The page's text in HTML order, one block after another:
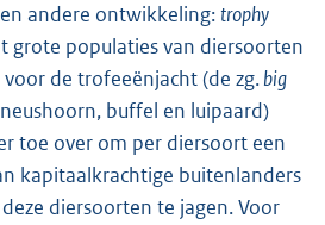
andere ontwikkeling:trophy
grote populaties van diersoorten
de trofeeënjacht (de zg.big
buffel en luipaard)
toe over om per diersoort een
kapitaalkrachtige buitenlanders
diersoorten te jagen. Voor